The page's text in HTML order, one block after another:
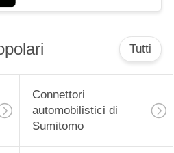
Tutti
Connettori
automobilistici di
Sumitomo